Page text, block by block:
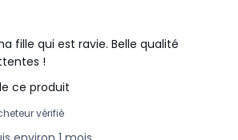
fille qui est ravie. Belle qualité
!
ce produit
vérifié